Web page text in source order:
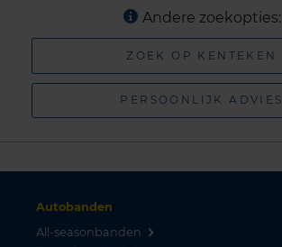
Andere zoekopties:
ZOEK OP KENTEKEN
PERSOONLIJK ADVIES
Autobanden
All-seasonbanden